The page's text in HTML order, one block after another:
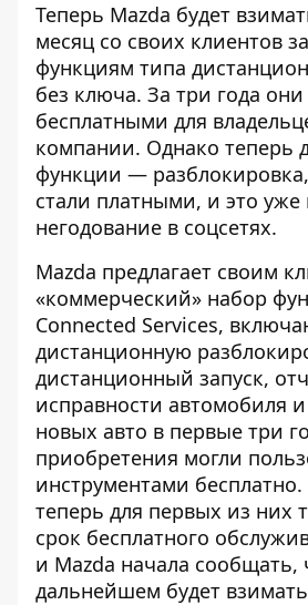
Теперь Mazda будет
месяц со своих клиентов
функциям типа
без ключа. За три года
бесплатными для
компании. Однако теперь
функции —
стали платными, и это уже
негодование в соцсетях.
Mazda предлагает своим
«коммерческий» набор
Connected Services,
дистанционную
дистанционный запуск,
исправности автомобиля
новых авто в первые три
приобретения могли
инструментами
теперь для первых из них
срок бесплатного
и Mazda начала сообщать,
дальнейшем будет взимать